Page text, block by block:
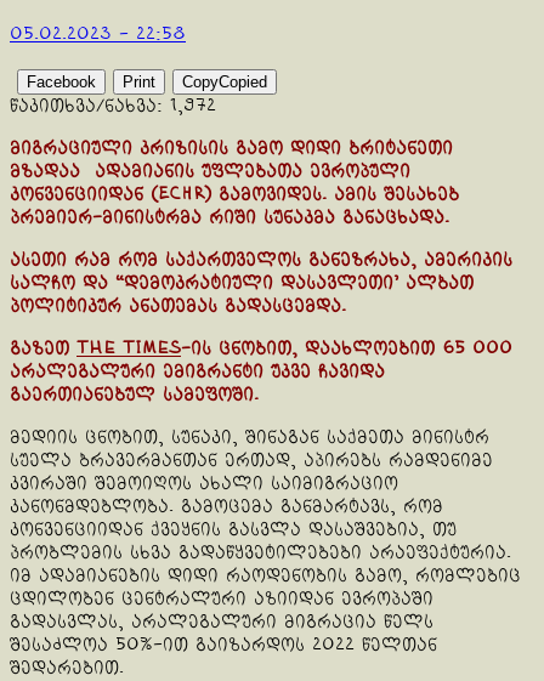
05.02.2023 - 22:58
Facebook Print CopyCopied
წაკითხვა/ნახვა: 1,972
მიგრაციული კრიზისის გამო დიდი ბრიტანეთი
მზადაა ადამიანის უფლებათა ევროპული
კონვენციიდან (ECHR) გამოვიდეს. ამის შესახებ
პრემიერ-მინისტრმა რიში სუნაკმა განაცხადა.
ასეთი რამ რომ საქართველოს განეზრახა, ამერიკის
სალჩო და “დემოკრატიული დასავლეთი’ ალბათ
პოლიტიკურ ანათემას გადასცემდა.
გაზეთ The Times-ის ცნობით, დაახლოებით 65 000
არალეგალური ემიგრანტი უკვე ჩავიდა
გაერთიანებულ სამეფოში.
მედიის ცნობით, სუნაკი, შინაგან საქმეთა მინისტრ
სუელა ბრავერმანთან ერთად, აპირებს რამდენიმე
კვირაში შემოიღოს ახალი საიმიგრაციო
კანონმდებლობა. გამოცემა განმარტავს, რომ
კონვენციიდან ქვეყნის გასვლა დასაშვებია, თუ
პრობლემის სხვა გადაწყვეტილებები არაეფექტურია.
იმ ადამიანების დიდი რაოდენობის გამო, რომლებიც
ცდილობენ ცენტრალური აზიიდან ევროპაში
გადასვლას, არალეგალური მიგრაცია წელს
შესაძლოა 50%-ით გაიზარდოს 2022 წელთან
შედარებით.